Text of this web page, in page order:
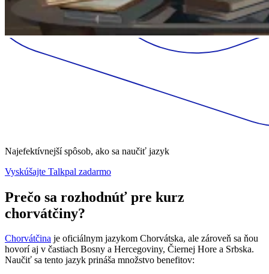
Najefektívnejší spôsob, ako sa naučiť jazyk
Vyskúšajte Talkpal zadarmo
Prečo sa rozhodnúť pre kurz
chorvátčiny?
Chorvátčina je oficiálnym jazykom Chorvátska, ale zároveň sa ňou
hovorí aj v častiach Bosny a Hercegoviny, Čiernej Hore a Srbska.
Naučiť sa tento jazyk prináša množstvo benefitov: